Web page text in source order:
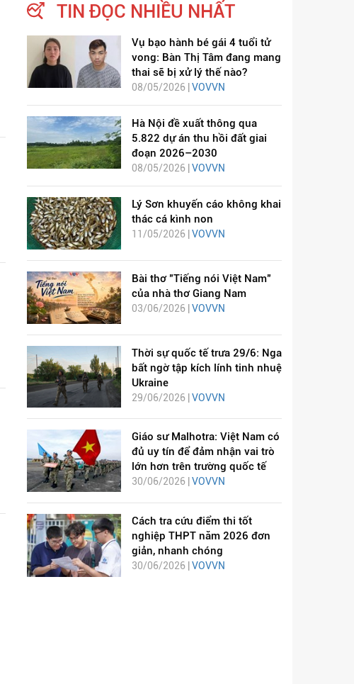
TIN ĐỌC NHIỀU NHẤT
Vụ bạo hành bé gái 4 tuổi tử
vong: Bàn Thị Tâm đang mang
thai sẽ bị xử lý thế nào?
08/05/2026 | VOVVN
Hà Nội đề xuất thông qua
5.822 dự án thu hồi đất giai
đoạn 2026–2030
08/05/2026 | VOVVN
Lý Sơn khuyến cáo không khai
thác cá kình non
11/05/2026 | VOVVN
Bài thơ "Tiếng nói Việt Nam"
của nhà thơ Giang Nam
03/06/2026 | VOVVN
Thời sự quốc tế trưa 29/6: Nga
bất ngờ tập kích lính tinh nhuệ
Ukraine
29/06/2026 | VOVVN
Giáo sư Malhotra: Việt Nam có
đủ uy tín để đảm nhận vai trò
lớn hơn trên trường quốc tế
30/06/2026 | VOVVN
Cách tra cứu điểm thi tốt
nghiệp THPT năm 2026 đơn
giản, nhanh chóng
30/06/2026 | VOVVN